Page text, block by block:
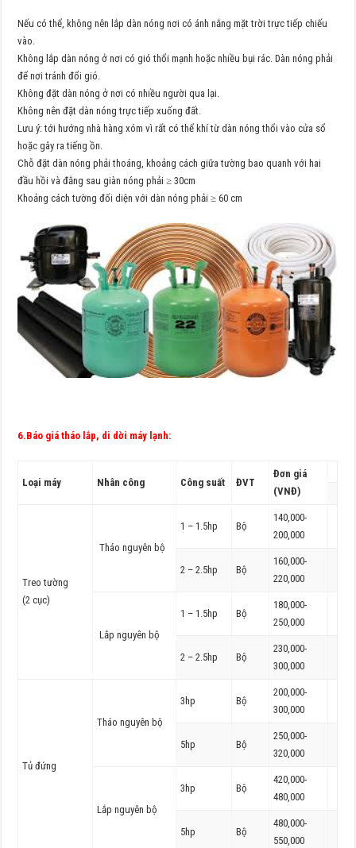
Nếu có thể, không nên lắp dàn nóng nơi có ánh nắng mặt trời trực tiếp chiếu
vào.
Không lắp dàn nóng ở nơi có gió thổi mạnh hoặc nhiều bụi rác. Dàn nóng phải
để nơi tránh đổi gió.
Không đặt dàn nóng ở nơi có nhiều người qua lại.
Không nên đặt dàn nóng trực tiếp xuống đất.
Lưu ý: tới hướng nhà hàng xóm vì rất có thể khí từ dàn nóng thổi vào cửa sổ
hoặc gây ra tiếng ồn.
Chỗ đặt dàn nóng phải thoáng, khoảng cách giữa tường bao quanh với hai
đầu hồi và đằng sau giàn nóng phải ≥ 30cm
Khoảng cách tường đối diện với dàn nóng phải ≥ 60 cm
6.Báo giá tháo lắp, di dời máy lạnh:
Loại máy Nhân công Công suất ĐVT
Đơn giá
(VNĐ)
Treo tường
(2 cục)
Tháo nguyên bộ
1 – 1.5hp Bộ
140,000-
200,000
2 – 2.5hp Bộ
160,000-
220,000
Lắp nguyên bộ
1 – 1.5hp Bộ
180,000-
250,000
2 – 2.5hp Bộ
230,000-
300,000
Tủ đứng
Tháo nguyên bộ
3hp Bộ
200,000-
300,000
5hp Bộ
250,000-
320,000
Lắp nguyên bộ
3hp Bộ
420,000-
480,000
5hp Bộ
480,000-
550,000